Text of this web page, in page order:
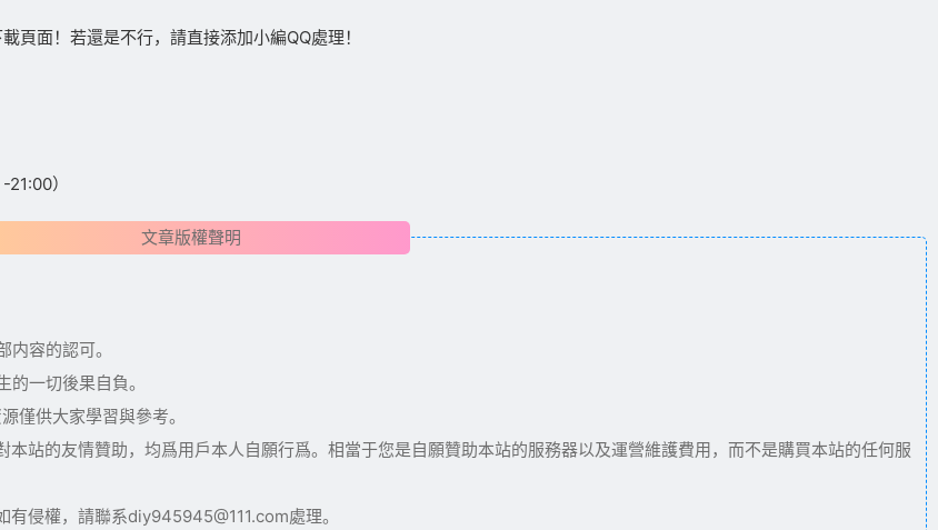
頁面！若還是不行，請直接添加小編QQ處理！
）
文章版權聲明
容的認可。
一切後果自負。
僅供大家學習與參考。
站的友情贊助，均爲用戶本人自願行爲。相當于您是自願贊助本站的服務器以及運營維護費用，而不是購買本站的任何服
侵權，請聯系diy945945@111.com處理。